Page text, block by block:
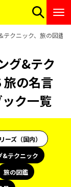
クニック、旅の図鑑
グ&テク
旅の名言
ク一覧
ーズ（国内）
&テクニック
旅の図鑑